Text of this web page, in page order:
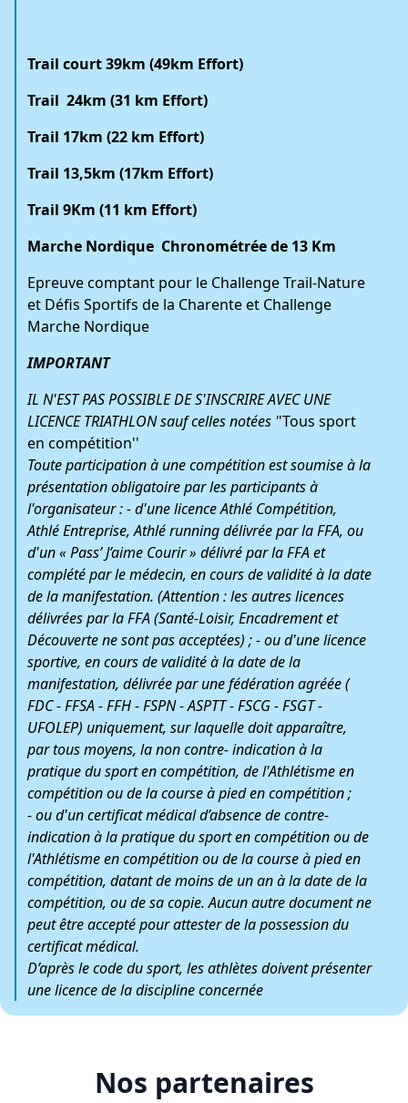
Trail court 39km (49km Effort)
Trail 24km (31 km Effort)
Trail 17km (22 km Effort)
Trail 13,5km (17km Effort)
Trail 9Km (11 km Effort)
Marche Nordique Chronométrée de 13 Km
Epreuve comptant pour le Challenge Trail-Nature
et Défis Sportifs de la Charente et Challenge
Marche Nordique
IMPORTANT
IL N'EST PAS POSSIBLE DE S'INSCRIRE AVEC UNE
LICENCE TRIATHLON sauf celles notées ''Tous sport
en compétition''
Toute participation à une compétition est soumise à la
présentation obligatoire par les participants à
l'organisateur : - d'une licence Athlé Compétition,
Athlé Entreprise, Athlé running délivrée par la FFA, ou
d'un « Pass’ J’aime Courir » délivré par la FFA et
complété par le médecin, en cours de validité à la date
de la manifestation. (Attention : les autres licences
délivrées par la FFA (Santé-Loisir, Encadrement et
Découverte ne sont pas acceptées) ; - ou d'une licence
sportive, en cours de validité à la date de la
manifestation, délivrée par une fédération agréée (
FDC - FFSA - FFH - FSPN - ASPTT - FSCG - FSGT -
UFOLEP) uniquement, sur laquelle doit apparaître,
par tous moyens, la non contre- indication à la
pratique du sport en compétition, de l'Athlétisme en
compétition ou de la course à pied en compétition ;
- ou d'un certificat médical d’absence de contre-
indication à la pratique du sport en compétition ou de
l'Athlétisme en compétition ou de la course à pied en
compétition, datant de moins de un an à la date de la
compétition, ou de sa copie. Aucun autre document ne
peut être accepté pour attester de la possession du
certificat médical.
D’après le code du sport, les athlètes doivent présenter
une licence de la discipline concernée
Nos partenaires